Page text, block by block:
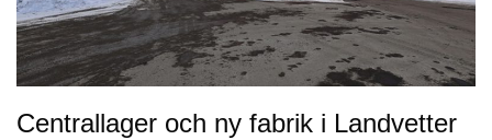
Centrallager och ny fabrik i Landvetter